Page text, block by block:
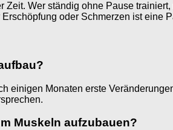
Wer ständig ohne Pause
oder Schmerzen ist
einigen Monaten erste
Muskeln aufzubauen?